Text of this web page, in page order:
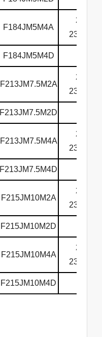
F184JM5M4A
208-
230/460
F184JM5M4D
F213JM7.5M2A
208-
230/460
F213JM7.5M2D
F213JM7.5M4A
208-
230/460
F213JM7.5M4D
F215JM10M2A
208-
230/460
F215JM10M2D
F215JM10M4A
208-
230/460
F215JM10M4D